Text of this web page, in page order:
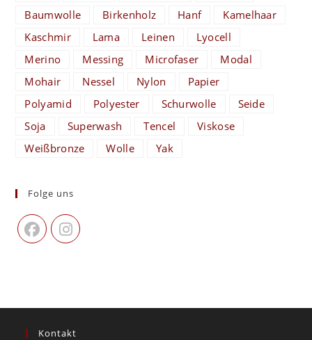
Baumwolle
Birkenholz Hanf
Kamelhaar
Kaschmir
Lama Leinen
Lyocell
Merino
Messing Microfaser
Modal
Mohair
Nessel Nylon
Papier
Polyamid
Polyester Schurwolle
Seide
Soja
Superwash Tencel
Viskose
Weißbronze
Wolle Yak
Folge uns
Kontakt